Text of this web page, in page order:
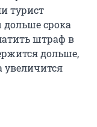
турист
дольше срока
штраф в
дольше,
увеличится